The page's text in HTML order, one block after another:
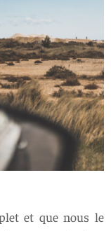
et que nous le